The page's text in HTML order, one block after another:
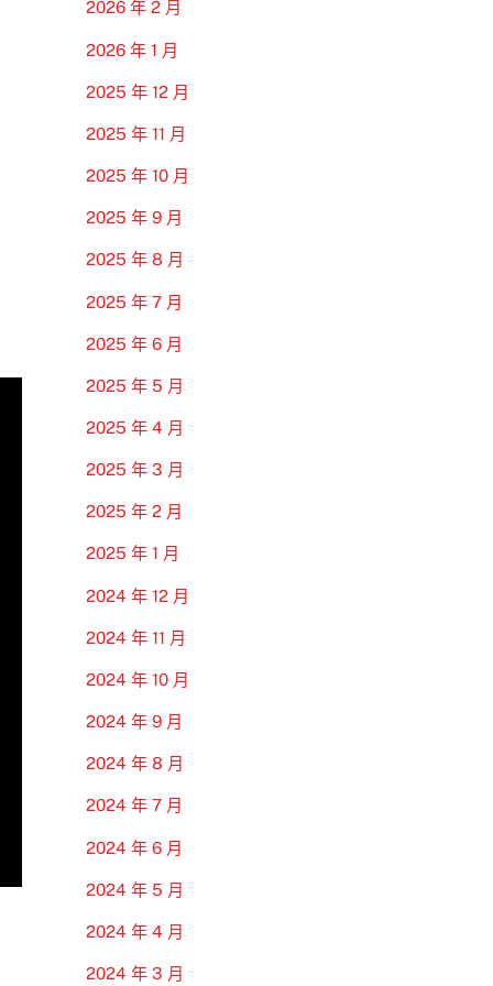
2026 年 2 月
2026 年 1 月
2025 年 12 月
2025 年 11 月
2025 年 10 月
2025 年 9 月
2025 年 8 月
2025 年 7 月
2025 年 6 月
2025 年 5 月
2025 年 4 月
2025 年 3 月
2025 年 2 月
2025 年 1 月
2024 年 12 月
2024 年 11 月
2024 年 10 月
2024 年 9 月
2024 年 8 月
2024 年 7 月
2024 年 6 月
2024 年 5 月
2024 年 4 月
2024 年 3 月